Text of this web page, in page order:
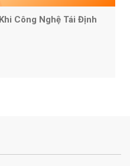
Công Nghệ Tái Định